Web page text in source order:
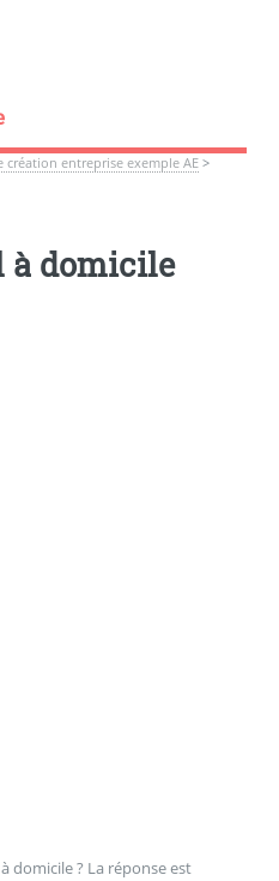
création entreprise exemple AE>
à domicile
domicile ? La réponse est